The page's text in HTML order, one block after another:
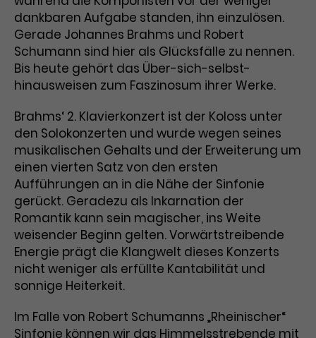
Anbieter Google Analytics
Laufzeit 1 Minute
Zweck
Das ist ein von Google Analytics
Daten werden nur maximal einmal
pro Minute an Google Analytics
gesendet. Solange es gesetzt ist,
werden bestimmte
Datenübertragungen
unterbunden.
Laufzeit 3 Monate
Zweck
Dieses Cookie wird verwendet, um
Nutzerinteraktionen mit
Werbeanzeigen zu messen und
bereitzustellen.
Name IDE
Anbieter Google / DoubleClick
Laufzeit 1 Jahr
Dieses Cookie dient der Anzeige
personalisierter Werbung und
Werbekampagnen über
verschiedene Websites hinweg.
dankbaren Aufgabe standen, ihn einzulösen.
Gerade Johannes Brahms und Robert
Schumann sind hier als Glücksfälle zu nennen.
Bis heute gehört das Über-sich-selbst-
hinausweisen zum Faszinosum ihrer Werke.
Brahms‘ 2. Klavierkonzert ist der Koloss unter
den Solokonzerten und wurde wegen seines
musikalischen Gehalts und der Erweiterung um
einen vierten Satz von den ersten
Aufführungen an in die Nähe der Sinfonie
gerückt. Geradezu als Inkarnation der
Romantik kann sein magischer, ins Weite
weisender Beginn gelten. Vorwärtstreibende
Energie prägt die Klangwelt dieses Konzerts
nicht weniger als erfüllte Kantabilität und
sonnige Heiterkeit.
Im Falle von Robert Schumanns „Rheinischer“
Sinfonie können wir das Himmelsstrebende mit